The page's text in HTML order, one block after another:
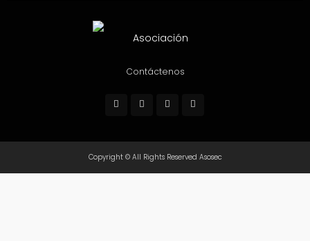
Contáctenos
Copyright © All Rights Reserved Asosec